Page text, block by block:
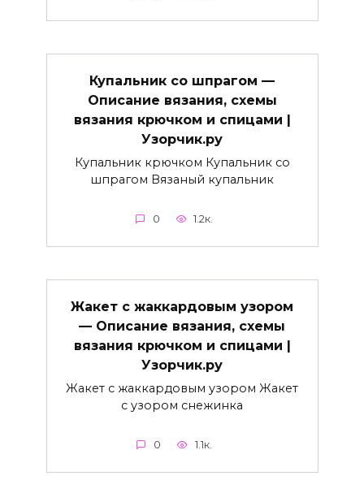
Купальник со шпрагом —
Описание вязания, схемы
вязания крючком и спицами |
Узорчик.ру
Купальник крючком Купальник со
шпрагом Вязаный купальник
0 1.2к.
Жакет с жаккардовым узором
— Описание вязания, схемы
вязания крючком и спицами |
Узорчик.ру
Жакет с жаккардовым узором Жакет
с узором снежинка
0 1.1к.